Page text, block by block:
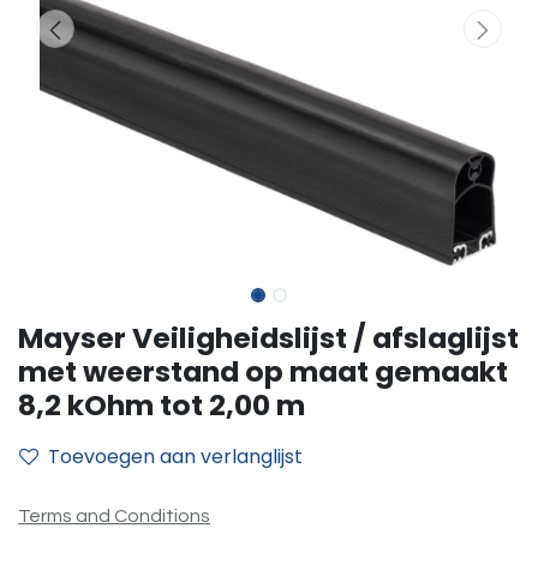
Mayser Veiligheidslijst / afslaglijst
met weerstand op maat gemaakt
8,2 kOhm tot 2,00 m
Toevoegen aan verlanglijst
Terms and Conditions